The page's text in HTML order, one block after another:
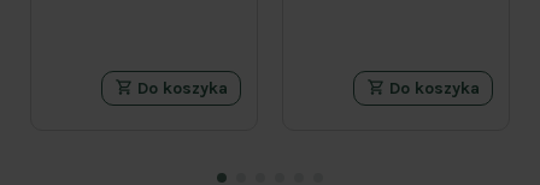
Do koszyka Do koszyka